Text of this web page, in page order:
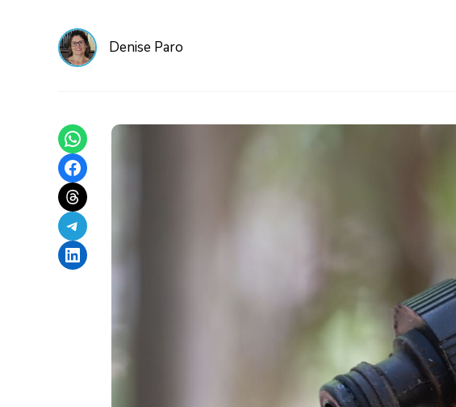
Denise Paro
Share on WhatsApp
Share on Facebook
Share on Threads
Share on Telegram
Share on LinkedIn